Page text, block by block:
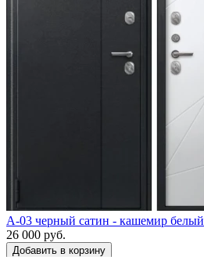
A-03 черный сатин - кашемир белый
26 000 руб.